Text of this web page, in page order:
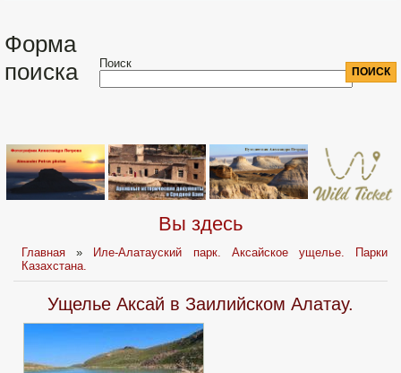
Форма
поиска
Поиск
Вы здесь
Главная »
Иле-Алатауский парк. Аксайское ущелье. Парки
Казахстана.
Ущелье Аксай в Заилийском Алатау.